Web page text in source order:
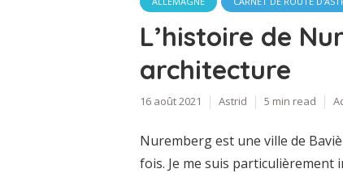
L’histoire de
architecture
16 août 2021 Astrid 5 min read
Nuremberg est une ville de
fois. Je me suis particulièrement